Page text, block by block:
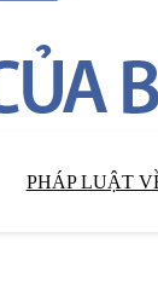
PHÁP LUẬT